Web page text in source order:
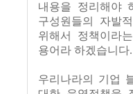
내용을 정리해야
구성원들의 자발
위해서 정책이라
용어라 하겠습니다.
우리나라의 기업